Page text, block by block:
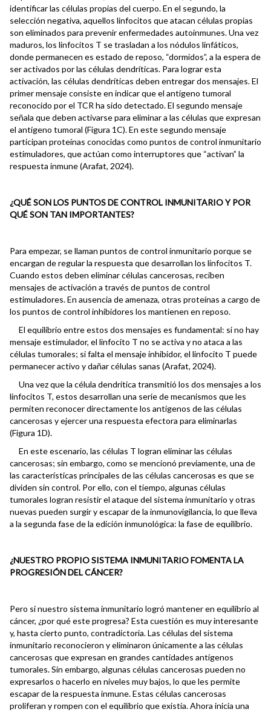
identificar las células propias del cuerpo. En el segundo, la
selección negativa, aquellos linfocitos que atacan células propias
son eliminados para prevenir enfermedades autoinmunes. Una vez
maduros, los linfocitos T se trasladan a los nódulos linfáticos,
donde permanecen es estado de reposo, “dormidos”, a la espera de
ser activados por las células dendríticas. Para lograr esta
activación, las células dendríticas deben entregar dos mensajes. El
primer mensaje consiste en indicar que el antígeno tumoral
reconocido por el TCR ha sido detectado. El segundo mensaje
señala que deben activarse para eliminar a las células que expresan
el antígeno tumoral (Figura 1C). En este segundo mensaje
participan proteínas conocidas como puntos de control inmunitario
estimuladores, que actúan como interruptores que “activan” la
respuesta inmune (Arafat, 2024).
¿QUÉ SON LOS PUNTOS DE CONTROL INMUNITARIO Y POR
QUÉ SON TAN IMPORTANTES?
Para empezar, se llaman puntos de control inmunitario porque se
encargan de regular la respuesta que desarrollan los linfocitos T.
Cuando estos deben eliminar células cancerosas, reciben
mensajes de activación a través de puntos de control
estimuladores. En ausencia de amenaza, otras proteínas a cargo de
los puntos de control inhibidores los mantienen en reposo.
El equilibrio entre estos dos mensajes es fundamental: si no hay
mensaje estimulador, el linfocito T no se activa y no ataca a las
células tumorales; si falta el mensaje inhibidor, el linfocito T puede
permanecer activo y dañar células sanas (Arafat, 2024).
Una vez que la célula dendrítica transmitió los dos mensajes a los
linfocitos T, estos desarrollan una serie de mecanismos que les
permiten reconocer directamente los antígenos de las células
cancerosas y ejercer una respuesta efectora para eliminarlas
(Figura 1D).
En este escenario, las células T logran eliminar las células
cancerosas; sin embargo, como se mencionó previamente, una de
las características principales de las células cancerosas es que se
dividen sin control. Por ello, con el tiempo, algunas células
tumorales logran resistir el ataque del sistema inmunitario y otras
nuevas pueden surgir y escapar de la inmunovigilancia, lo que lleva
a la segunda fase de la edición inmunológica: la fase de equilibrio.
¿NUESTRO PROPIO SISTEMA INMUNITARIO FOMENTA LA
PROGRESIÓN DEL CÁNCER?
Pero si nuestro sistema inmunitario logró mantener en equilibrio al
cáncer, ¿por qué este progresa? Esta cuestión es muy interesante
y, hasta cierto punto, contradictoria. Las células del sistema
inmunitario reconocieron y eliminaron únicamente a las células
cancerosas que expresan en grandes cantidades antígenos
tumorales. Sin embargo, algunas células cancerosas pueden no
expresarlos o hacerlo en niveles muy bajos, lo que les permite
escapar de la respuesta inmune. Estas células cancerosas
proliferan y rompen con el equilibrio que existía. Ahora inicia una